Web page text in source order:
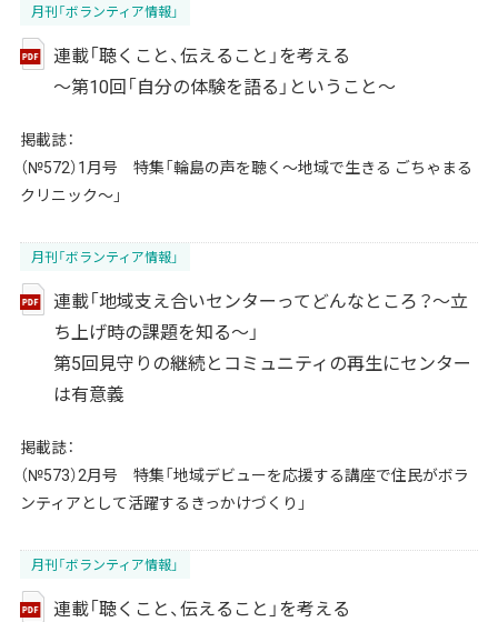
月刊「ボランティア情報」
連載「聴くこと、伝えること」を考える
～第10回「自分の体験を語る」ということ～
掲載誌：
（№572）1月号 特集「輪島の声を聴く～地域で生きる ごちゃまる
クリニック～」
月刊「ボランティア情報」
連載「地域支え合いセンターってどんなところ？～立
ち上げ時の課題を知る～」
第5回見守りの継続とコミュニティの再生にセンター
は有意義
掲載誌：
（№573）2月号 特集「地域デビューを応援する講座で住民がボラ
ンティアとして活躍するきっかけづくり」
月刊「ボランティア情報」
連載「聴くこと、伝えること」を考える